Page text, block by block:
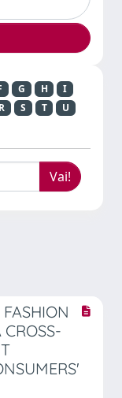
G H
I
R S T
U
CROSS-